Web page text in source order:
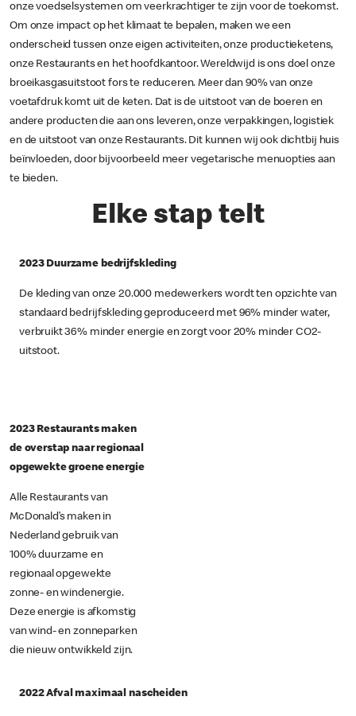
onze voedselsystemen om veerkrachtiger te zijn voor de toekomst.
Om onze impact op het klimaat te bepalen, maken we een
onderscheid tussen onze eigen activiteiten, onze productieketens,
onze Restaurants en het hoofdkantoor. Wereldwijd is ons doel onze
broeikasgasuitstoot fors te reduceren. Meer dan 90% van onze
voetafdruk komt uit de keten. Dat is de uitstoot van de boeren en
andere producten die aan ons leveren, onze verpakkingen, logistiek
en de uitstoot van onze Restaurants. Dit kunnen wij ook dichtbij huis
beïnvloeden, door bijvoorbeeld meer vegetarische menuopties aan
te bieden.
Elke stap telt
2023 Duurzame bedrijfskleding
De kleding van onze 20.000 medewerkers wordt ten opzichte van
standaard bedrijfskleding geproduceerd met 96% minder water,
verbruikt 36% minder energie en zorgt voor 20% minder CO2-
uitstoot.
2023 Restaurants maken
de overstap naar regionaal
opgewekte groene energie
Alle Restaurants van
McDonald’s maken in
Nederland gebruik van
100% duurzame en
regionaal opgewekte
zonne- en windenergie.
Deze energie is afkomstig
van wind- en zonneparken
die nieuw ontwikkeld zijn.
2022 Afval maximaal nascheiden